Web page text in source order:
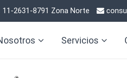
11-2631-8791 Zona Norte
Servicios